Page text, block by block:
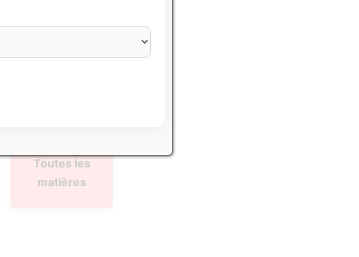
Toutes les
matières